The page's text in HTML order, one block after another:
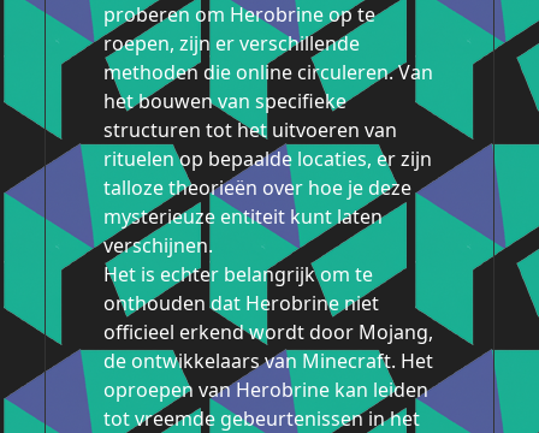
proberen om Herobrine op te
roepen, zijn er verschillende
methoden die online circuleren. Van
het bouwen van specifieke
structuren tot het uitvoeren van
rituelen op bepaalde locaties, er zijn
talloze theorieën over hoe je deze
mysterieuze entiteit kunt laten
verschijnen.
Het is echter belangrijk om te
onthouden dat Herobrine niet
officieel erkend wordt door Mojang,
de ontwikkelaars van Minecraft. Het
oproepen van Herobrine kan leiden
tot vreemde gebeurtenissen in het